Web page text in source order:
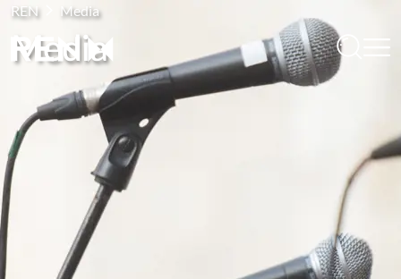
REN Media
Media